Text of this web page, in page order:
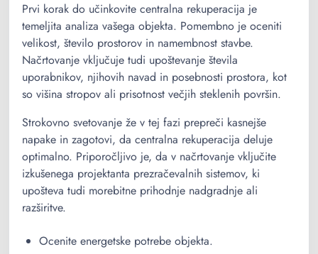
Prvi korak do učinkovite centralna rekuperacija je
temeljita analiza vašega objekta. Pomembno je oceniti
velikost, število prostorov in namembnost stavbe.
Načrtovanje vključuje tudi upoštevanje števila
uporabnikov, njihovih navad in posebnosti prostora, kot
so višina stropov ali prisotnost večjih steklenih površin.
Strokovno svetovanje že v tej fazi prepreči kasnejše
napake in zagotovi, da centralna rekuperacija deluje
optimalno. Priporočljivo je, da v načrtovanje vključite
izkušenega projektanta prezračevalnih sistemov, ki
upošteva tudi morebitne prihodnje nadgradnje ali
razširitve.
Ocenite energetske potrebe objekta.